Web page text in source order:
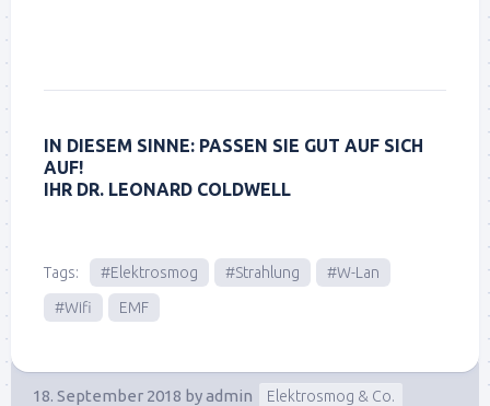
IN DIESEM SINNE: PASSEN SIE GUT AUF SICH
AUF!
IHR DR. LEONARD COLDWELL
Tags: #Elektrosmog #Strahlung
#W-Lan
#Wifi
EMF
18. September 2018 byadmin
Elektrosmog & Co.